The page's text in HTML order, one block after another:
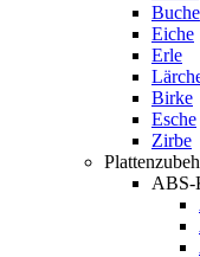
Buche
Eiche
Erle
Birke
Esche
Zirbe
ABS-